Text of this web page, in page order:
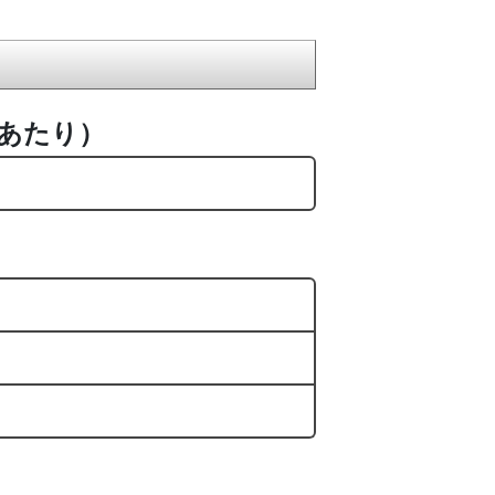
たり）